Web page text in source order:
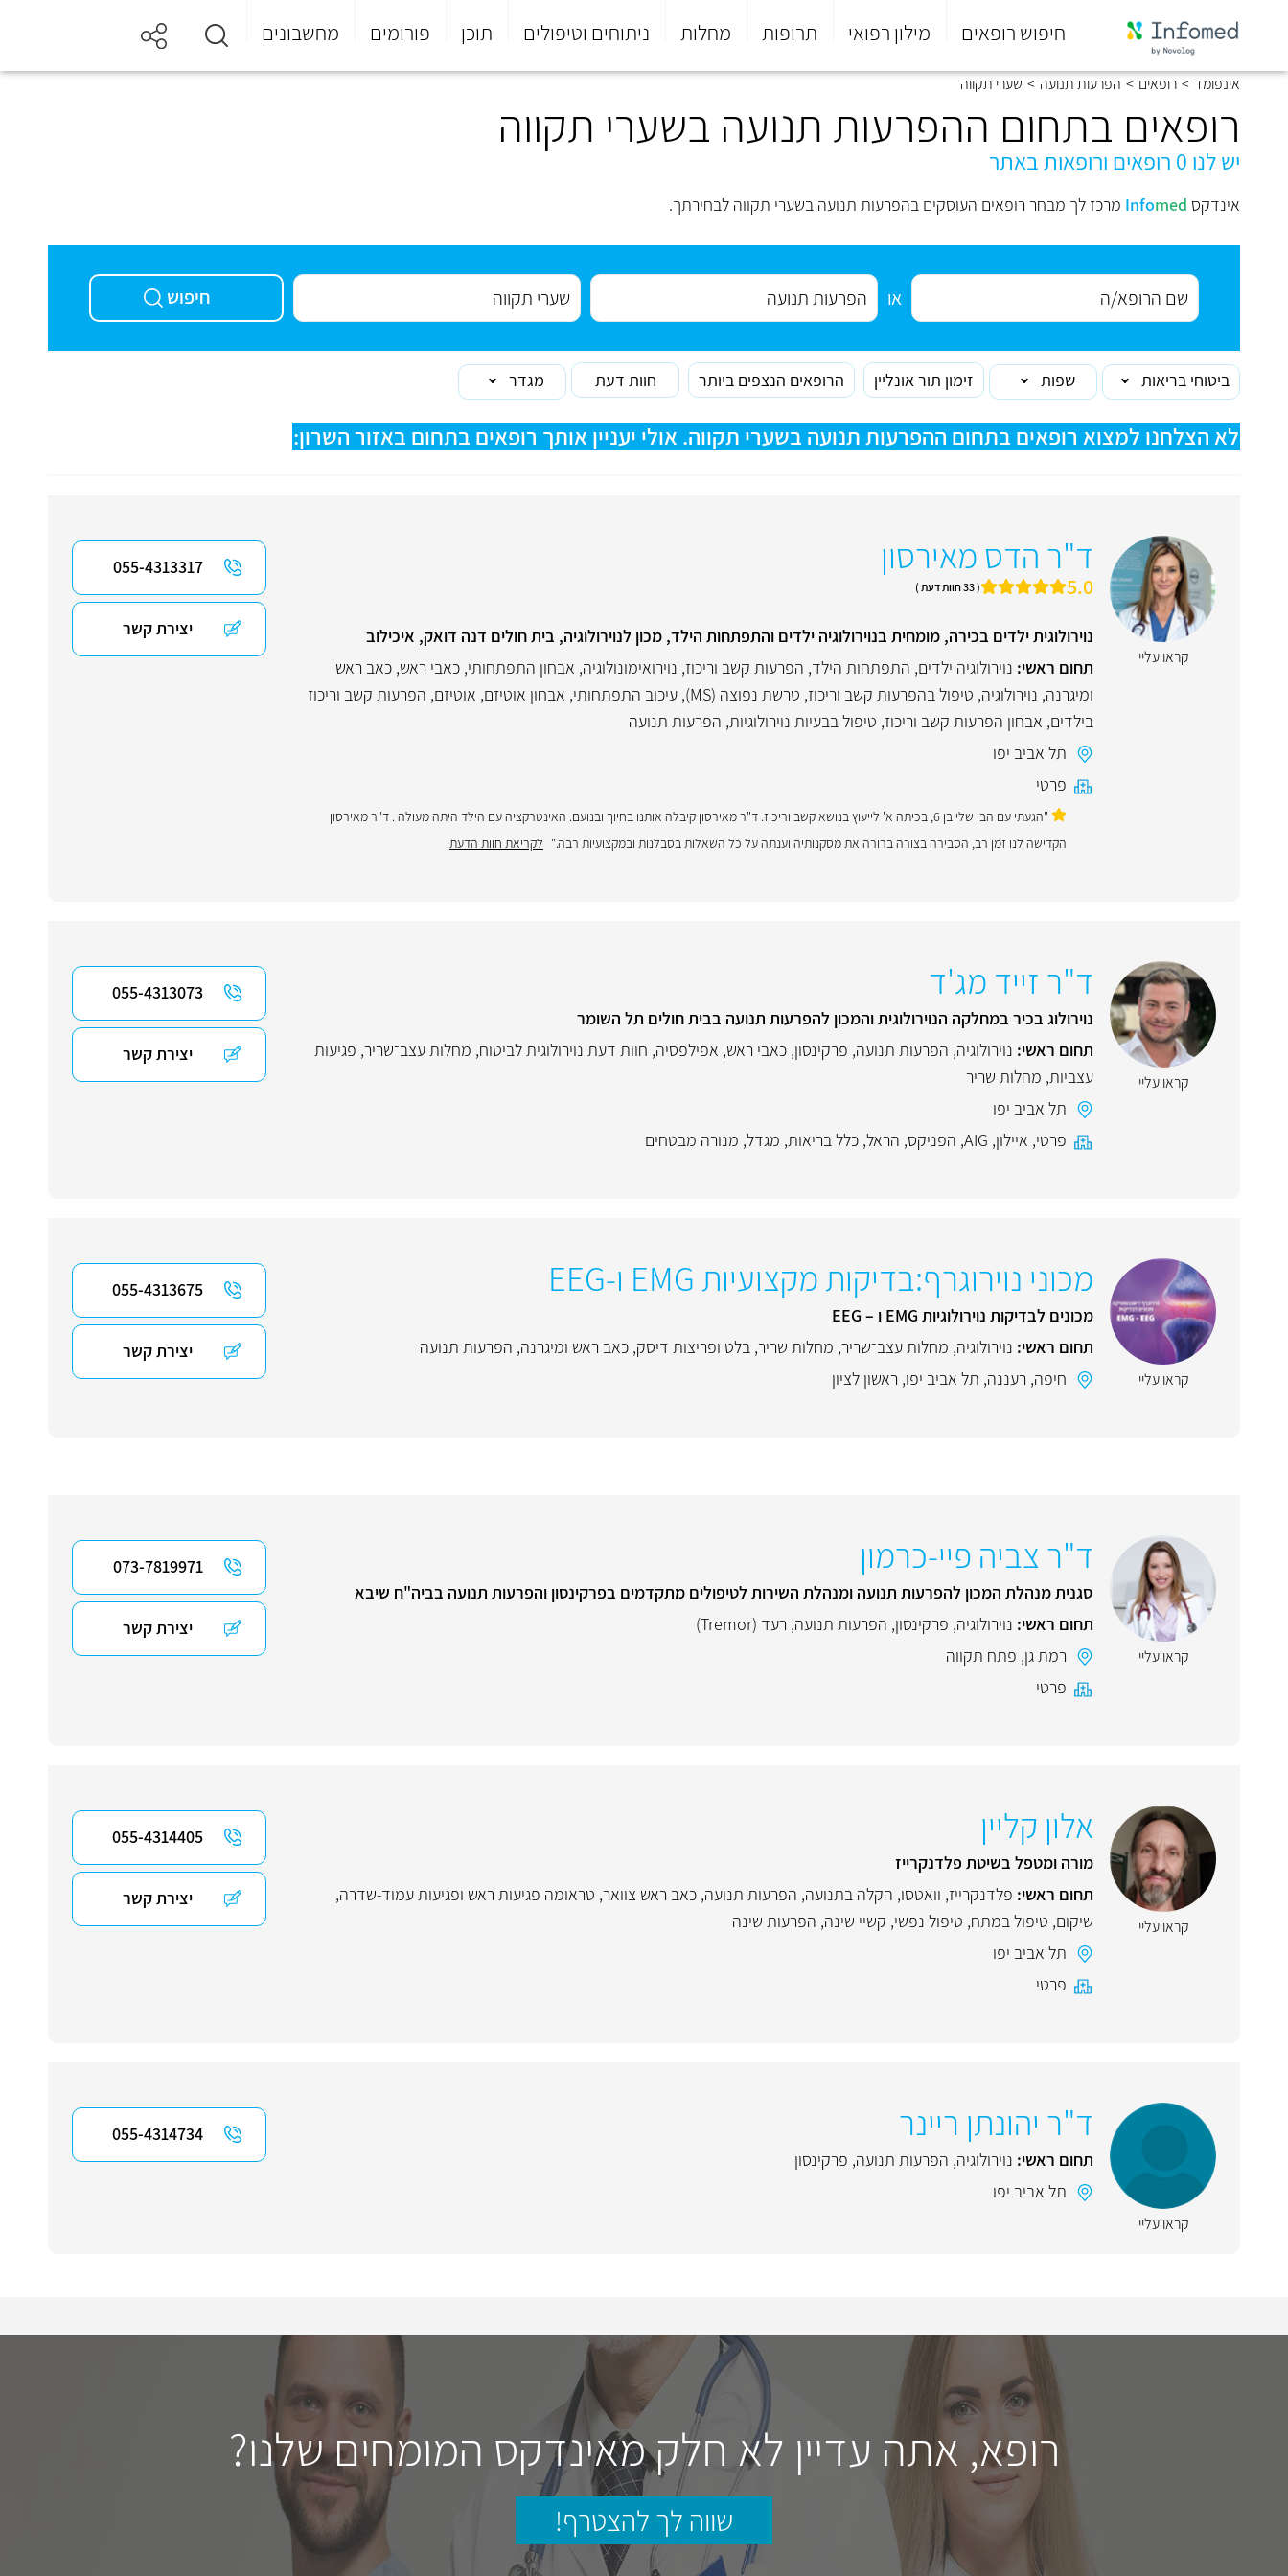
חיפוש רופאים מילון רפואי תרופות מחלות ניתוחים וטיפולים תוכן פורומים מחשבונים
סוף
התפריט
אינפומד > רופאים > הפרעות תנועה > שערי תקווה
רופאים בתחום ההפרעות תנועה בשערי תקווה
יש לנו 0 רופאים ורופאות באתר
אינדקס Infomed מרכז לך מבחר רופאים העוסקים בהפרעות תנועה בשערי תקווה לבחירתך.
או חיפוש
ביטוחי בריאות שפות זימון תור אונליין הרופאים הנצפים ביותר חוות דעת מגדר
לא הצלחנו למצוא רופאים בתחום ההפרעות תנועה בשערי תקווה. אולי יעניין אותך רופאים בתחום באזור השרון:
קראו עליי
ד"ר הדס מאירסון
5.0 ( 33 חוות דעת )
נוירולוגית ילדים בכירה, מומחית בנוירולוגיה ילדים והתפתחות הילד, מכון לנוירולוגיה, בית חולים דנה דואק, איכילוב
תחום ראשי: נוירולוגיה ילדים, התפתחות הילד, הפרעות קשב וריכוז, נוירואימונולוגיה, אבחון התפתחותי, כאבי ראש, כאב ראש
ומיגרנה, נוירולוגיה, טיפול בהפרעות קשב וריכוז, טרשת נפוצה (MS) , עיכוב התפתחותי, אבחון אוטיזם, אוטיזם, הפרעות קשב וריכוז
בילדים, אבחון הפרעות קשב וריכוז, טיפול בבעיות נוירולוגיות, הפרעות תנועה
תל אביב יפו
פרטי
"הגעתי עם הבן שלי בן 6, בכיתה א' לייעוץ בנושא קשב וריכוז. ד"ר מאירסון קיבלה אותנו בחיוך ובנועם. האינטרקציה עם הילד היתה מעולה . ד"ר מאירסון
הקדישה לנו זמן רב, הסבירה בצורה ברורה את מסקנותיה וענתה על כל השאלות בסבלנות ובמקצועיות רבה." לקריאת חוות הדעת
055-4313317
יצירת קשר
קראו עליי
ד"ר זייד מג'ד
נוירולוג בכיר במחלקה הנוירולוגית והמכון להפרעות תנועה בבית חולים תל השומר
תחום ראשי: נוירולוגיה, הפרעות תנועה, פרקינסון, כאבי ראש, אפילפסיה, חוות דעת נוירולוגית לביטוח, מחלות עצב־שריר, פגיעות
עצביות, מחלות שריר
תל אביב יפו
פרטי, איילון,
AIG
, הפניקס, הראל, כלל בריאות, מגדל, מנורה מבטחים
055-4313073
יצירת קשר
קראו עליי
מכוני נוירוגרף:בדיקות מקצועיות EMG ו-EEG
מכונים לבדיקות נוירולוגיות EMG ו – EEG
תחום ראשי: נוירולוגיה, מחלות עצב־שריר, מחלות שריר, בלט ופריצות דיסק, כאב ראש ומיגרנה, הפרעות תנועה
חיפה, רעננה, תל אביב יפו, ראשון לציון
055-4313675
יצירת קשר
קראו עליי
ד"ר צביה פיי-כרמון
סגנית מנהלת המכון להפרעות תנועה ומנהלת השירות לטיפולים מתקדמים בפרקינסון והפרעות תנועה בביה"ח שיבא
תחום ראשי: נוירולוגיה, פרקינסון, הפרעות תנועה, רעד (Tremor)
רמת גן, פתח תקווה
פרטי
073-7819971
יצירת קשר
קראו עליי
אלון קליין
מורה ומטפל בשיטת פלדנקרייז
תחום ראשי: פלדנקרייז, וואטסו, הקלה בתנועה, הפרעות תנועה, כאב ראש צוואר, טראומה פגיעות ראש ופגיעות עמוד-שדרה,
שיקום, טיפול במתח, טיפול נפשי, קשיי שינה, הפרעות שינה
תל אביב יפו
פרטי
055-4314405
יצירת קשר
קראו עליי
ד"ר יהונתן ריינר
תחום ראשי: נוירולוגיה, הפרעות תנועה, פרקינסון
תל אביב יפו
055-4314734
רופא, אתה עדיין לא חלק מאינדקס המומחים שלנו?
שווה לך להצטרף!